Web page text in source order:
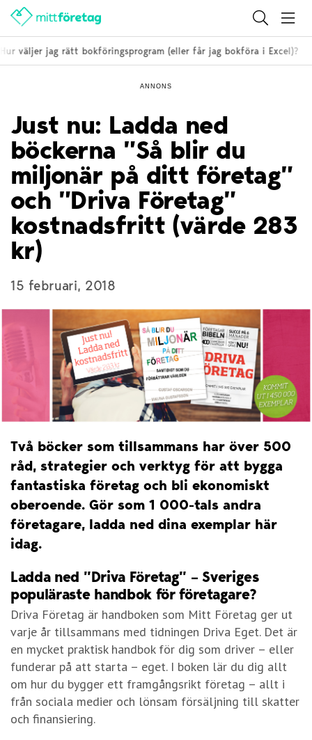
väljer jag rätt bokföringsprogram (eller får jag bokföra i Excel)?
ANNONS
Just nu: Ladda ned
böckerna ”Så blir du
miljonär på ditt företag”
och ”Driva Företag”
kostnadsfritt (värde 283
kr)
15 februari, 2018
Två böcker som tillsammans har över 500
råd, strategier och verktyg för att bygga
fantastiska företag och bli ekonomiskt
oberoende. Gör som 1 000-tals andra
företagare, ladda ned dina exemplar här
idag.
Ladda ned ”Driva Företag” – Sveriges
populäraste handbok för företagare?
Driva Företag är handboken som Mitt Företag ger ut
varje år tillsammans med tidningen Driva Eget. Det är
en mycket praktisk handbok för dig som driver – eller
funderar på att starta – eget. I boken lär du dig allt
om hur du bygger ett framgångsrikt företag – allt i
från sociala medier och lönsam försäljning till skatter
och finansiering.